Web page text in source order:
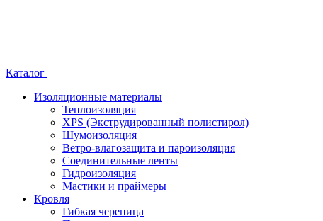
Каталог
Изоляционные материалы
Теплоизоляция
XPS (Экструдированный полистирол)
Шумоизоляция
Ветро-влагозащита и пароизоляция
Соединительные ленты
Гидроизоляция
Мастики и праймеры
Кровля
Гибкая черепица